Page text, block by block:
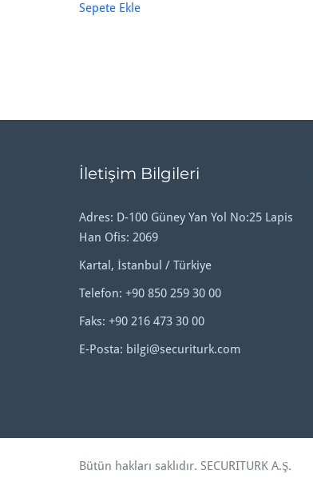
Sepete Ekle
İletişim Bilgileri
Adres: D-100 Güney Yan Yol No:25 Lapis
Han Ofis: 2069
Kartal, İstanbul / Türkiye
Telefon: +90 850 259 30 00
Faks: +90 216 473 30 00
E-Posta: bilgi@securiturk.com
Bütün hakları saklıdır. SECURITURK A.Ş.